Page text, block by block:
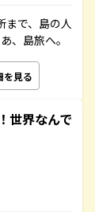
まで、島の人
、島旅へ。
を見る
世界なんで